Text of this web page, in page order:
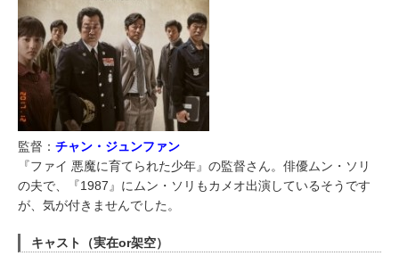
監督： チャン・ジュンファン
『ファイ 悪魔に育てられた少年』の監督さん。俳優ムン・ソリ
の夫で、『1987』にムン・ソリもカメオ出演しているそうです
が、気が付きませんでした。
キャスト（実在or架空）